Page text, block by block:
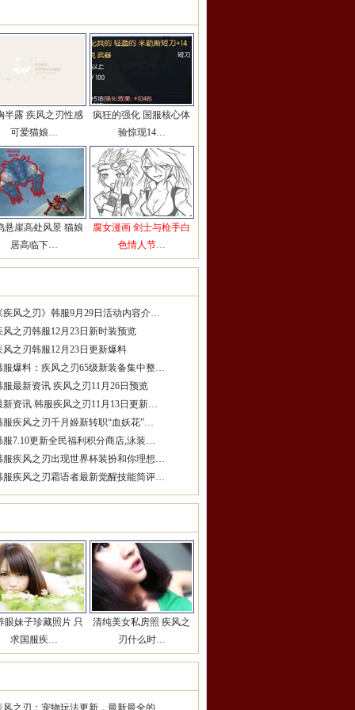
半露 疾风之刃性感
可爱猫娘…
疯狂的强化 国服核心体
验惊现14…
悬崖高处风景 猫娘
居高临下…
腐女漫画 剑士与枪手白
色情人节…
疾风之刃》韩服9月29日活动内容介…
风之刃韩服12月23日新时装预览
风之刃韩服12月23日更新爆料
服爆料：疾风之刃65级新装备集中整…
服最新资讯 疾风之刃11月26日预览
新资讯 韩服疾风之刃11月13日更新…
服疾风之刃千月姬新转职“血妖花”…
服7.10更新全民福利积分商店,泳装…
服疾风之刃出现世界杯装扮和你理想…
服疾风之刃霜语者最新觉醒技能简评…
眼妹子珍藏照片 只
求国服疾…
清纯美女私房照 疾风之
刃什么时…
风之刃：宠物玩法更新，最新最全的…